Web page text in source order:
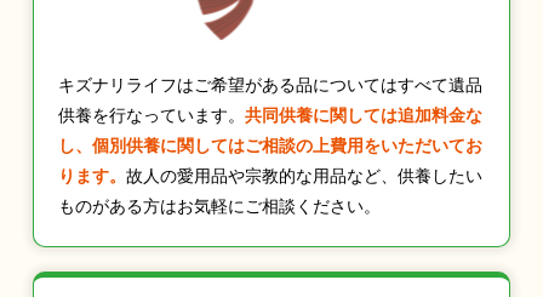
キズナリライフはご希望がある品についてはすべて遺品
供養を行なっています。 共同供養に関しては追加料金な
し、個別供養に関してはご相談の上費用をいただいてお
ります。 故人の愛用品や宗教的な用品など、供養したい
ものがある方はお気軽にご相談ください。